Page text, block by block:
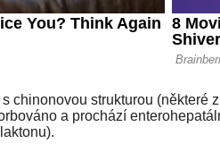
chinonovou strukturou
a prochází